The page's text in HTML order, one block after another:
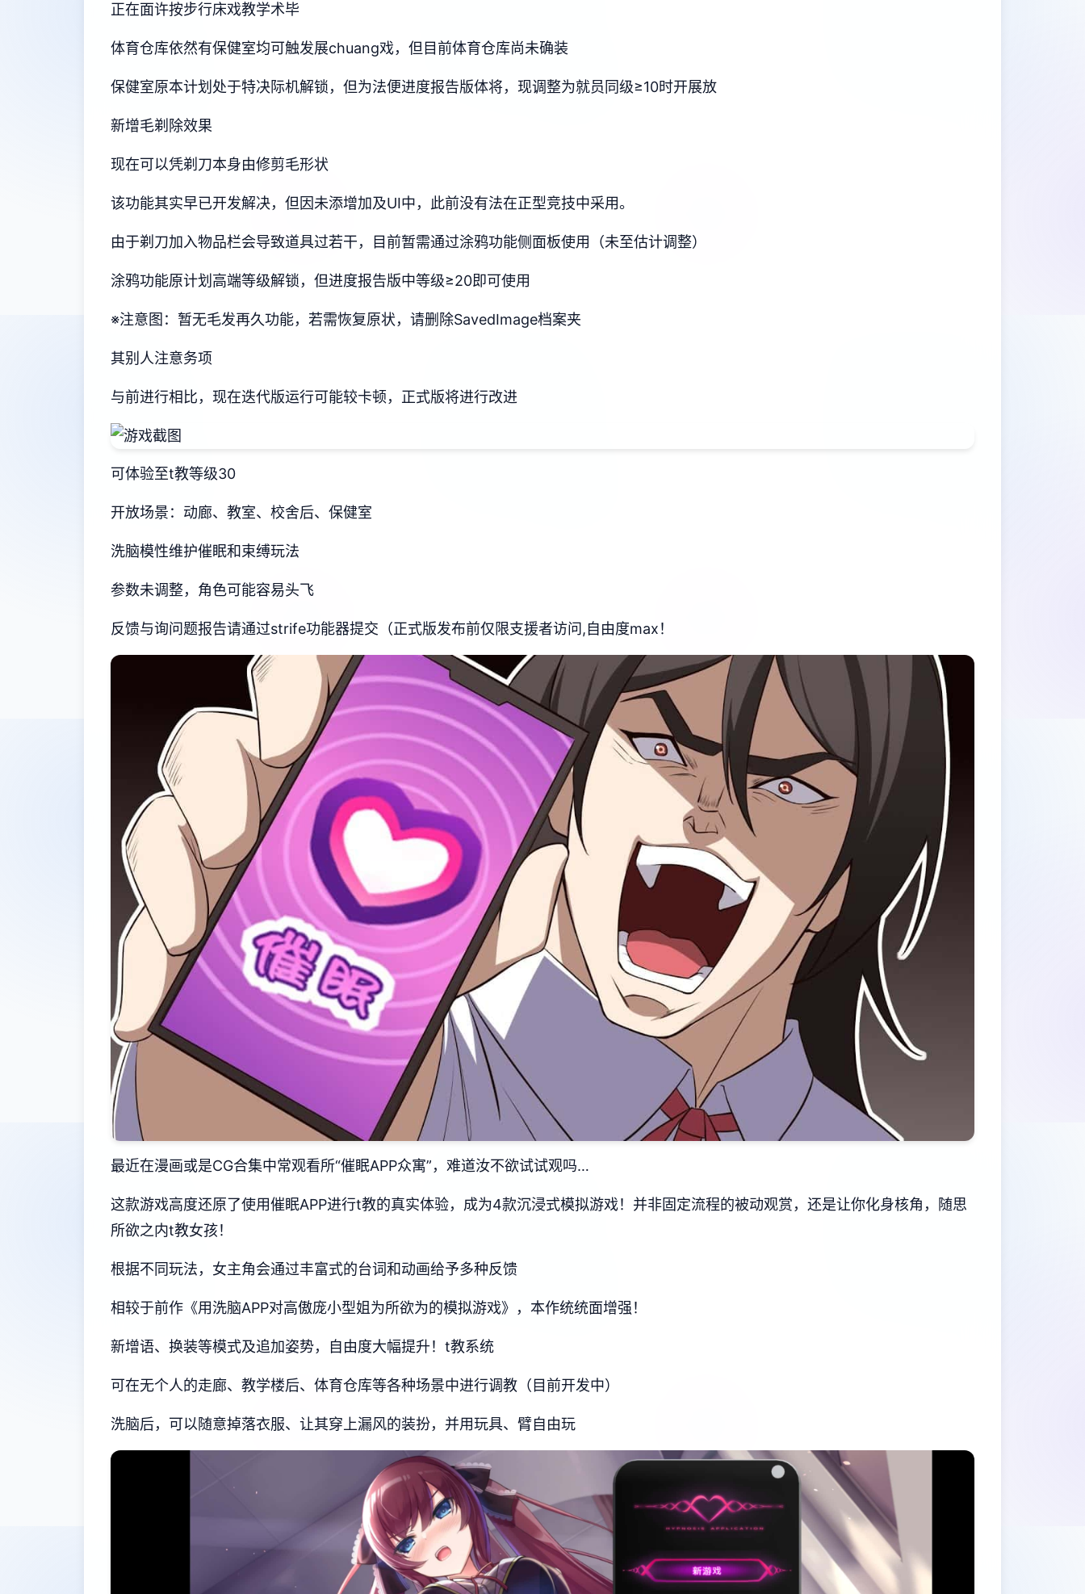
正在面许按步行床戏教学术毕
体育仓库依然有保健室均可触发展chuang戏，但目前体育仓库尚未确装
保健室原本计划处于特决际机解锁，但为法便进度报告版体将，现调整为就员同级≥10时开展放
新增毛剃除效果
现在可以凭剃刀本身由修剪毛形状
该功能其实早已开发解决，但因未添增加及UI中，此前没有法在正型竞技中采用。
由于剃刀加入物品栏会导致道具过若干，目前暂需通过涂鸦功能侧面板使用（未至估计调整）
涂鸦功能原计划高端等级解锁，但进度报告版中等级≥20即可使用
※注意图 ：暂无毛发再久功能，若需恢复原状，请删除SavedImage档案夹
其别人注意务项
与前进行相比，现在迭代版运行可能较卡顿，正式版将进行改进
可体验至t教等级30
开放场景：动廊、教室、校舍后、保健室
洗脑模性维护催眠和束缚玩法
参数未调整，角色可能容易头飞
反馈与询问题报告请通过strife功能器提交（正式版发布前仅限支援者访问,自由度max！
最近在漫画或是CG合集中常观看所“催眠APP众寓”，难道汝不欲试试观吗…
这款游戏高度还原了使用催眠APP进行t教的真实体验，成为4款沉浸式模拟游戏！并非固定流程的被动观赏，还是让你化身核角，随思
所欲之内t教女孩！
根据不同玩法，女主角会通过丰富式的台词和动画给予多种反馈
相较于前作《用洗脑APP对高傲庞小型姐为所欲为的模拟游戏》，本作统统面增强！
新增语、换装等模式及追加姿势，自由度大幅提升！t教系统
可在无个人的走廊、教学楼后、体育仓库等各种场景中进行调教（目前开发中）
洗脑后，可以随意掉落衣服、让其穿上漏风的装扮，并用玩具、臂自由玩